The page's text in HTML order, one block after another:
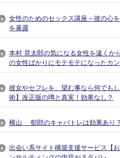
女性のためのセックス講座～彼の心
を暴露
本村 晃太郎の気になる女性を遠くか
の女性ばかりにモテモテになったカ
彼女やセフレを、望む事なら何でも
術】改正版の噂と真実！効果なし？
横山 郁郎のキャバトレは効果あり
出会い系サイト構築支援サービス【